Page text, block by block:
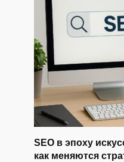
SEO в эпоху
как меняются